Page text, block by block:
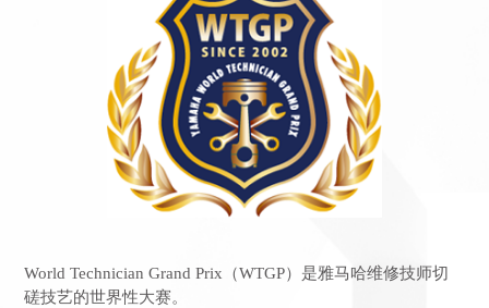
World Technician Grand Prix（WTGP）是雅马哈维修技师切
磋技艺的世界性大赛。